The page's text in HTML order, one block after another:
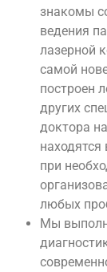
знакомы
ведения
лазерной
самой
построен
других
доктора
при
любых
Мы